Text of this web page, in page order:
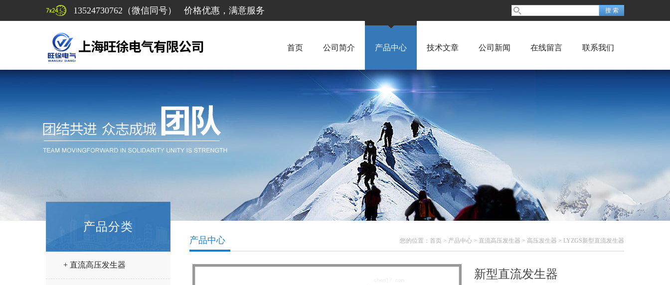
13524730762（微信同号） 价格优惠，满意服务
首页 公司简介 产品中心 技术文章 公司新闻 在线留言 联系我们
产品分类
+ 直流高压发生器
您的位置： 首页 > 产品中心 > 直流高压发生器 > 高压发生器 > LYZGS新型直流发生器
产品中心
新型直流发生器